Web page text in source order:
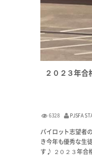
２０２３年
6328 PJSFA
パイロット志望者
き今年も優秀な生
す♪ ２０２３年合